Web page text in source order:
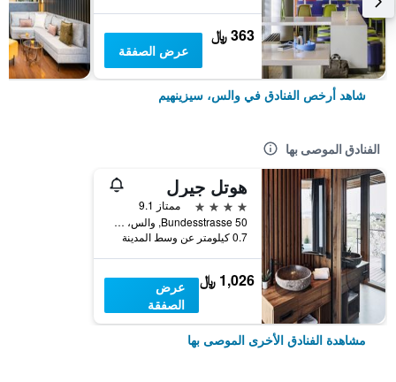
363 ﷼
عرض الصفقة
شاهد أرخص الفنادق في والس، سيزينهيم
الفنادق الموصى بها
هوتل جيرل
4 نجوم
ممتاز 9.1
Bundesstrasse 50, والس، سيزينهيم, ولاية سالزبورغ, النمسا
0.7 كيلومتر عن وسط المدينة
1,026 ﷼
عرض
الصفقة
مشاهدة الفنادق الأخرى الموصى بها